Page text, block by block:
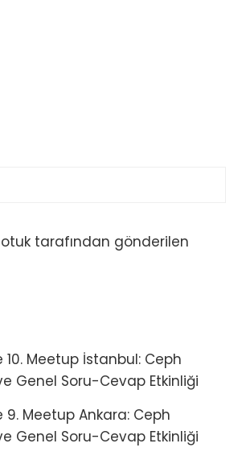
tarafından gönderilen
10. Meetup İstanbul: Ceph
Genel Soru-Cevap Etkinliği
9. Meetup Ankara: Ceph
Genel Soru-Cevap Etkinliği